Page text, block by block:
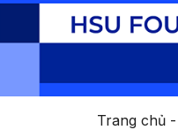
Trang chủ-